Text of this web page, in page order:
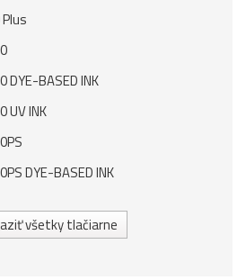
DYE-BASED INK
UV INK
DYE-BASED INK
všetky tlačiarne